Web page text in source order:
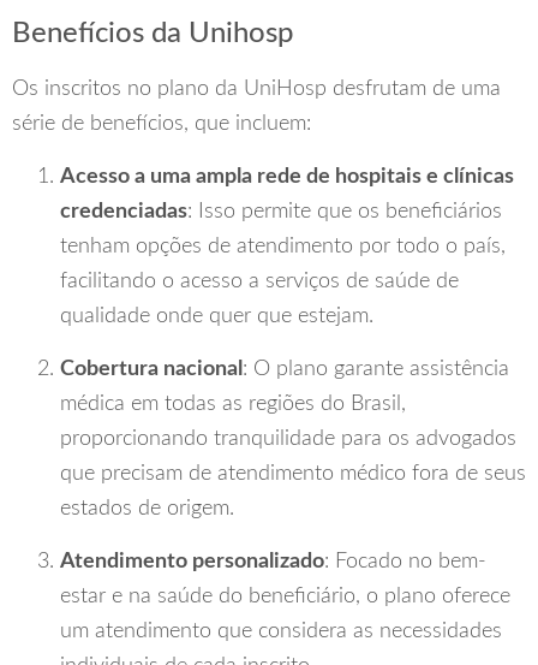
Benefícios da Unihosp
Os inscritos no plano da UniHosp desfrutam de uma
série de benefícios, que incluem:
Acesso a uma ampla rede de hospitais e clínicas
credenciadas: Isso permite que os beneficiários
tenham opções de atendimento por todo o país,
facilitando o acesso a serviços de saúde de
qualidade onde quer que estejam.
Cobertura nacional : O plano garante assistência
médica em todas as regiões do Brasil,
proporcionando tranquilidade para os advogados
que precisam de atendimento médico fora de seus
estados de origem.
Atendimento personalizado: Focado no bem-
estar e na saúde do beneficiário, o plano oferece
um atendimento que considera as necessidades